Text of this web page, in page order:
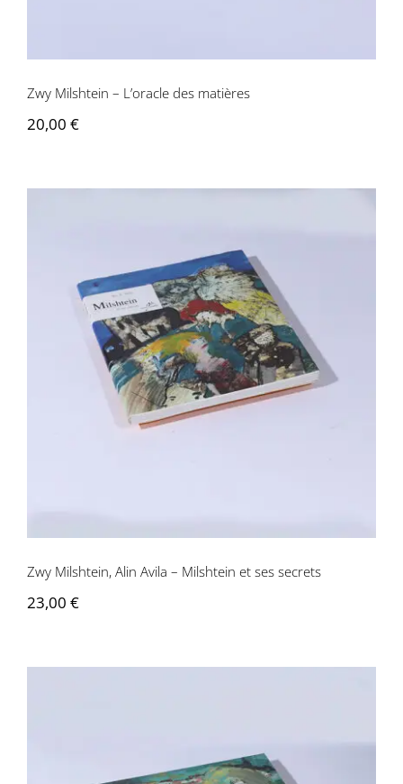
Zwy Milshtein – L’oracle des matières
20,00 €
Zwy Milshtein, Alin Avila – Milshtein et
ses secrets
Zwy Milshtein, Alin Avila – Milshtein et ses secrets
23,00 €